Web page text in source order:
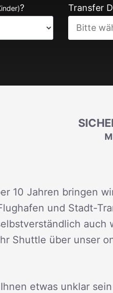
? Transfer
10 Jahren bringen
und Stadt-
auch
Shuttle über unser
etwas unklar